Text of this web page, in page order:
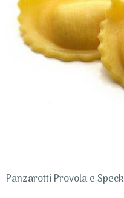
Panzarotti Provola e Speck